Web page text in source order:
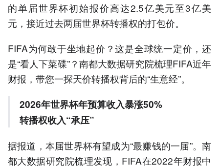
的单届世界杯初始报价高达2.5亿美元至3亿美
元，接近过去两届世界杯转播权的打包价。
FIFA为何敢于坐地起价？这是全球统一定价，还
是“看人下菜碟”？南都大数据研究院梳理FIFA近年
财报，带您一探天价转播权背后的“生意经”。
2026年世界杯年预算收入暴涨50%
转播权收入“承压”
据报道，本届世界杯有望成为“最赚钱的一届”。南
都大数据研究院梳理发现，FIFA在2022年财报中